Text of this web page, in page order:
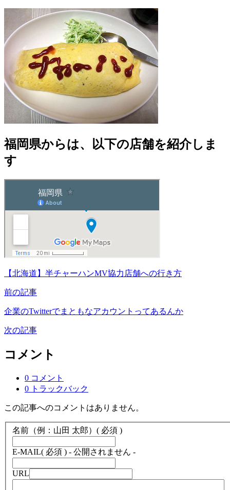
福岡県からは、以下の店舗を紹介しま
す
【北海道】半チャーハンMV協力店舗への行き方
前の記事
企業のTwitterでまともなアカウントってあるんか
次の記事
コメント
0 コメント
0 トラックバック
この記事へのコメントはありません。
名前（例：山田 太郎） ( 必須 )
E-MAIL( 必須 ) - 公開されません -
URL